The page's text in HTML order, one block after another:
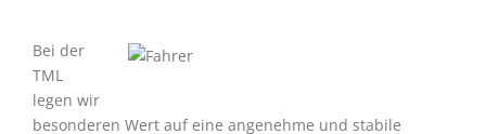
Bei der
TML
legen wir
besonderen Wert auf eine angenehme und stabile